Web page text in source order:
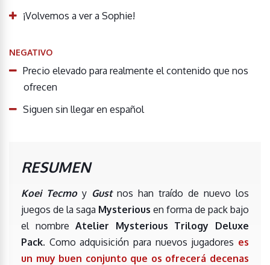
¡Volvemos a ver a Sophie!
NEGATIVO
Precio elevado para realmente el contenido que nos
ofrecen
Siguen sin llegar en español
RESUMEN
Koei Tecmoy Gust nos han traído de nuevo los
juegos de la saga Mysterious en forma de pack bajo
el nombreAtelier Mysterious Trilogy Deluxe
Pack. Como adquisición para nuevos jugadores es
un muy buen conjunto que os ofrecerá decenas